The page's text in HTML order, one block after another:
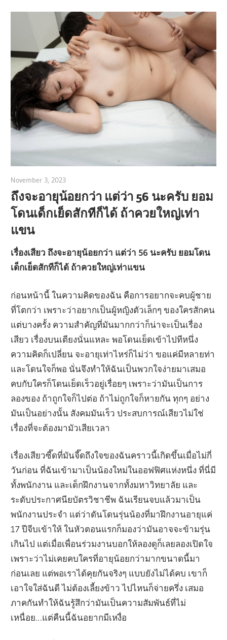
November 3, 2023
ถึงจะอายุน้อยกว่า แต่ว่า 56 นะครับ ยอม
โดนเด็กเย็ดสักทีก็ได้ ถ้าควยใหญ่เท่า
แขน
เรื่องเสียว ถึงจะอายุน้อยกว่า แต่ว่า 56 นะครับ ยอมโดน
เด็กเย็ดสักทีก็ได้ ถ้าควยใหญ่เท่าแขน
ก่อนหน้านี้ ในความคิดของฉัน คือการอยากจะคบผู้ชาย
ที่โตกว่า เพราะว่าอยากเป็นผู้หญิงตัวเล็กๆ ของใครสักคน
แต่บางครั้ง ความสำคัญที่มันมากกว่าก็น่าจะเป็นเรื่อง
เสียว เรื่องบนเตียงนั่นแหละ พอโดนเย็ดเข้าไปทีหนึ่ง
ความคิดก็เปลี่ยน จะอายุเท่าไหร่ก็ไม่ว่า ขอแค่มีหลายท่า
และโดนใจก็พอ นั่นจึงทำให้ฉันเป็นพวกใจง่ายมาเสมอ
คบกับใครก็โดนเย็ดเร็วอยู่เรื่อยๆ เพราะว่ามันเป็นการ
ลองของ ถ้าถูกใจก็ไปต่อ ถ้าไม่ถูกใจก็หายกัน ทุกๆ อย่าง
มันเป็นอย่างนั้น สังคมมันเร็ว ประสบการณ์เสียวไม่ใช่
เรื่องที่จะต้องมามัวเสียเวลา
เรื่องเสียวซี๊ดที่มันจี๊ดถึงใจของฉันคราวนี้เกิดขึ้นเมื่อไม่กี่
วันก่อน ที่ฉันเข้ามาเป็นน้องใหม่ในออฟฟิศแห่งหนึ่ง ที่นี่มี
ทั้งพนักงาน และเด็กฝึกงานจากทั้งมหาวิทยาลัย และ
ระดับประกาศนียบัตรวิชาชีพ ฉันเรียนจบแล้วมาเป็น
พนักงานประจำ แต่ว่าดันโดนรุ่นน้องที่มาฝึกงานอายุแค่
17 ปีจีบเข้าให้ ในหัวตอนแรกก็มองว่ามันอาจจะข้ามรุ่น
เกินไป แต่เมื่อเพื่อนร่วมงานบอกให้ลองดูก็เลยลองเปิดใจ
เพราะว่าไม่เคยคบใครที่อายุน้อยกว่ามากขนาดนี้มา
ก่อนเลย แต่พอเราได้คุยกันจริงๆ แบบยังไม่ได้คบ เขาก็
เอาใจใส่ฉันดี ไม่ต้องเลี้ยงข้าว ไปไหนก็จ่ายครึ่ง เสมอ
ภาคกันทำให้ฉันรู้สึกว่ามันเป็นความสัมพันธ์ที่ไม่
เหนื่อย…แต่คืนนี้ฉันอยากมีเหงื่อ